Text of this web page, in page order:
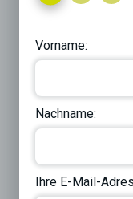
Vorname:
Nachname:
Ihre E-Mail-